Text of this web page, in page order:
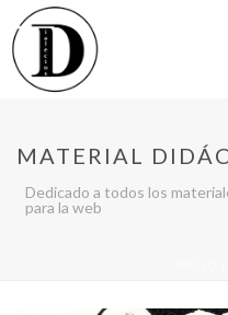
MATERIAL
Dedicado a todos los
para la web